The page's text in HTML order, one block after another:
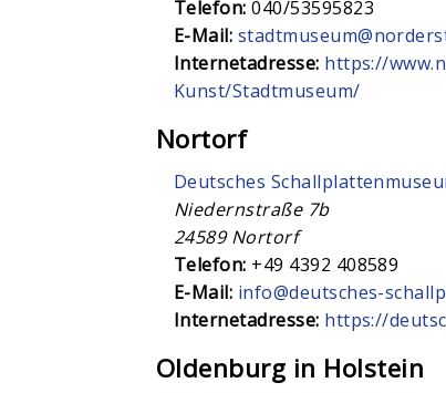
Telefon:040/53595823
E-Mail:
Internetadresse: https://
Kunst/Stadtmuseum/
Nortorf
Deutsches
Niedernstraße 7b
24589 Nortorf
Telefon: +49 4392 408589
E-Mail: info@deutsches-
Internetadresse: https://
Oldenburg in Holstein